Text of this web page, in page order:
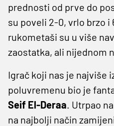
prednosti od prve do
su poveli 2-0, vrlo brzo i
rukometaši su u više
zaostatka, ali nijednom
Igrač koji nas je najviše
poluvremenu bio je
Seif El-Deraa. Utrpao
na najbolji način